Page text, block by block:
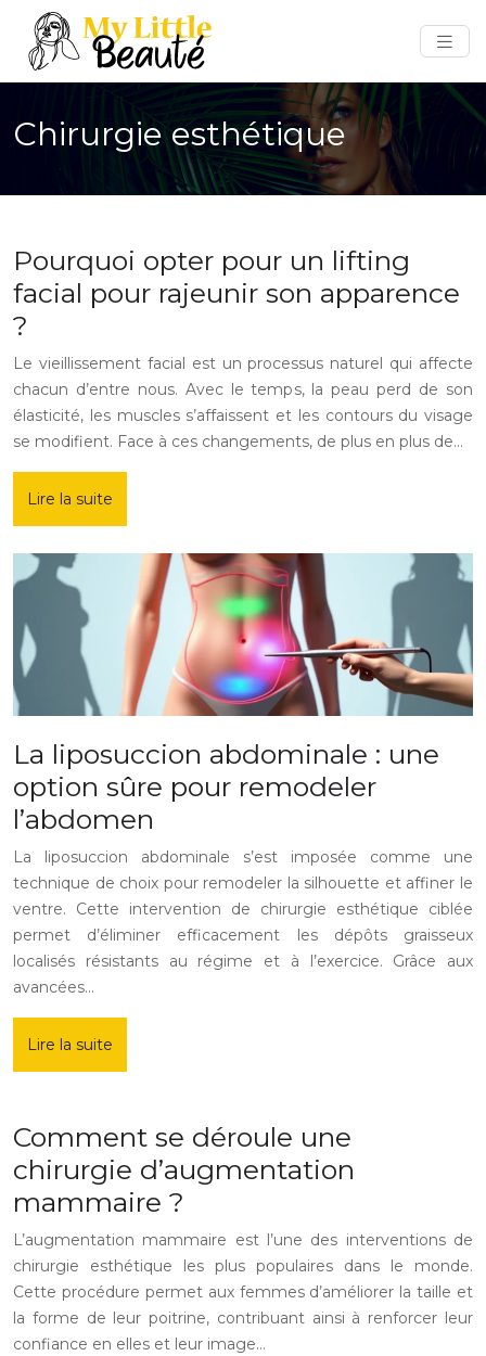
Chirurgie esthétique
Pourquoi opter pour un lifting
facial pour rajeunir son apparence
?
Le vieillissement facial est un processus naturel qui affecte
chacun d’entre nous. Avec le temps, la peau perd de son
élasticité, les muscles s’affaissent et les contours du visage
se modifient. Face à ces changements, de plus en plus de…
Lire la suite
La liposuccion abdominale : une
option sûre pour remodeler
l’abdomen
La liposuccion abdominale s’est imposée comme une
technique de choix pour remodeler la silhouette et affiner le
ventre. Cette intervention de chirurgie esthétique ciblée
permet d’éliminer efficacement les dépôts graisseux
localisés résistants au régime et à l’exercice. Grâce aux
avancées…
Lire la suite
Comment se déroule une
chirurgie d’augmentation
mammaire ?
L’augmentation mammaire est l’une des interventions de
chirurgie esthétique les plus populaires dans le monde.
Cette procédure permet aux femmes d’améliorer la taille et
la forme de leur poitrine, contribuant ainsi à renforcer leur
confiance en elles et leur image…